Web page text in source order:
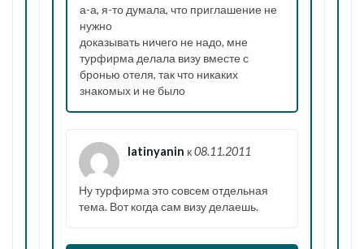
а-а, я-то думала, что приглашение не
нужно
доказывать ничего не надо, мне
турфирма делала визу вместе с
бронью отеля, так что никаких
знакомых и не было
latinyanin к08.11.2011
Ну турфирма это совсем отдельная
тема. Вот когда сам визу делаешь.